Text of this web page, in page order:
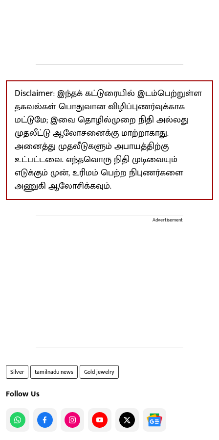
Disclaimer: இந்தக் கட்டுரையில் இடம்பெற்றுள்ள
தகவல்கள் பொதுவான விழிப்புணர்வுக்காக
மட்டுமே; இவை தொழில்முறை நிதி அல்லது
முதலீட்டு ஆலோசனைக்கு மாற்றாகாது.
அனைத்து முதலீடுகளும் அபாயத்திற்கு
உட்பட்டவை. எந்தவொரு நிதி முடிவையும்
எடுக்கும் முன், உரிமம் பெற்ற நிபுணர்களை
அணுகி ஆலோசிக்கவும்.
Advertisement
Silver tamilnadu news Gold jewelry
Follow Us